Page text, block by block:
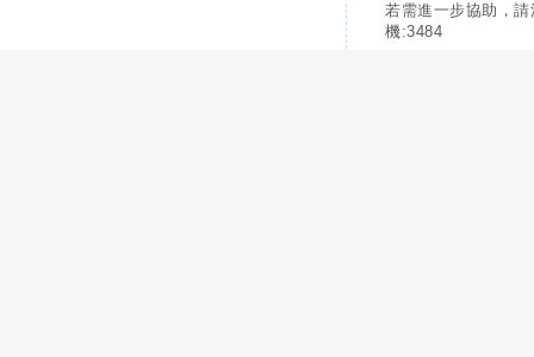
若需進一步協助，
機:3484